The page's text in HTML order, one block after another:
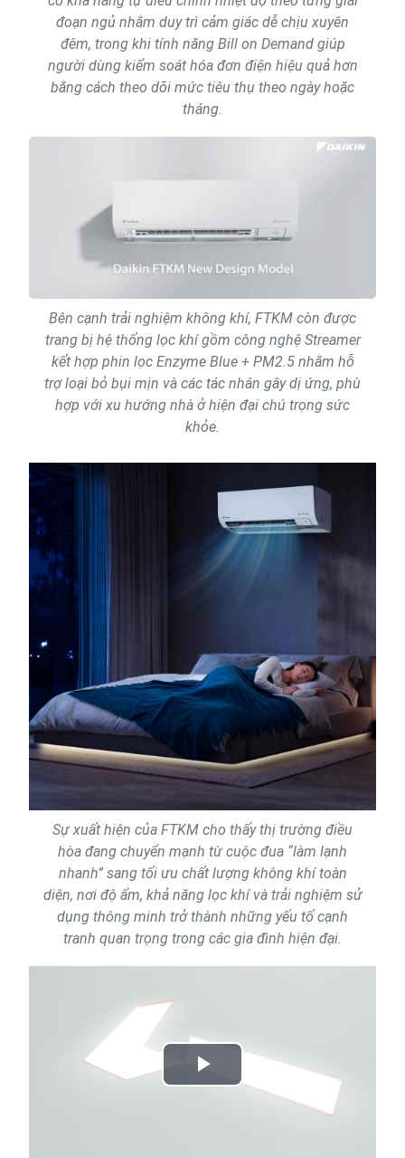
đoạn ngủ nhằm duy trì cảm giác dễ chịu xuyên
đêm, trong khi tính năng Bill on Demand giúp
người dùng kiểm soát hóa đơn điện hiệu quả hơn
bằng cách theo dõi mức tiêu thụ theo ngày hoặc
tháng.
Bên cạnh trải nghiệm không khí, FTKM còn được
trang bị hệ thống lọc khí gồm công nghệ Streamer
kết hợp phin lọc Enzyme Blue + PM2.5 nhằm hỗ
trợ loại bỏ bụi mịn và các tác nhân gây dị ứng, phù
hợp với xu hướng nhà ở hiện đại chú trọng sức
khỏe.
Sự xuất hiện của FTKM cho thấy thị trường điều
hòa đang chuyển mạnh từ cuộc đua “làm lạnh
nhanh” sang tối ưu chất lượng không khí toàn
diện, nơi độ ẩm, khả năng lọc khí và trải nghiệm sử
dụng thông minh trở thành những yếu tố cạnh
tranh quan trọng trong các gia đình hiện đại.
Play